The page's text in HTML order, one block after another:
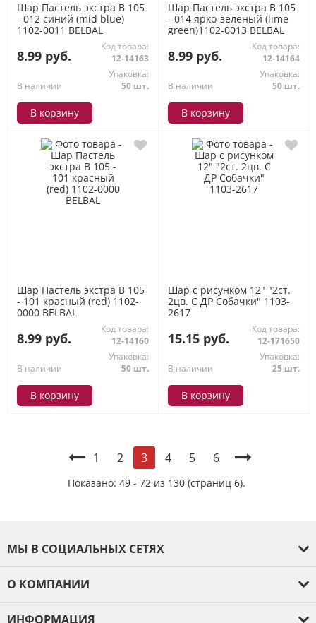
Шар Пастель экстра В 105
- 012 синий (mid blue)
1102-0011 BELBAL
8.99 руб.
Код товара:
12-14163
В наличии
Упаковка:
50 шт.
В корзину
Шар Пастель экстра В 105
- 014 ярко-зеленый (lime
green)1102-0013 BELBAL
8.99 руб.
Код товара:
12-14164
В наличии
Упаковка:
50 шт.
В корзину
Шар Пастель экстра В 105
- 101 красный (red) 1102-
0000 BELBAL
8.99 руб.
Код товара:
12-14160
В наличии
Упаковка:
50 шт.
В корзину
Шар с рисунком 12" "2ст.
2цв. С ДР Собачки" 1103-
2617
15.15 руб.
Код товара:
12-171650
В наличии
Упаковка:
25 шт.
В корзину
1 2 3 4 5 6
Показано: 49 - 72 из 130 (страниц 6).
МЫ В СОЦИАЛЬНЫХ СЕТЯХ
О КОМПАНИИ
ИНФОРМАЦИЯ